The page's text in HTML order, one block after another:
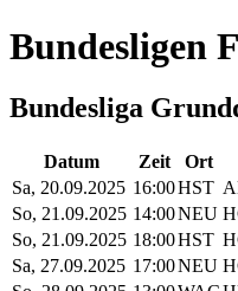
Bundesligen
Bundesliga
Datum Zeit Ort
Sa, 20.09.2025 16:00HST
So, 21.09.2025 14:00NEU
So, 21.09.2025 18:00HST
Sa, 27.09.2025 17:00NEU